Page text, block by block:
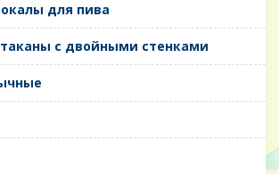
для пива
с двойными стенками